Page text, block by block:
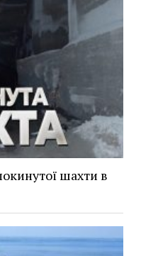
шахти в